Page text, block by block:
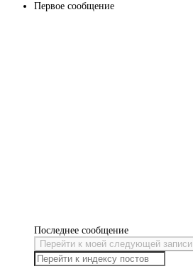
Первое сообщение
Последнее сообщение
Перейти к моей следующей записи